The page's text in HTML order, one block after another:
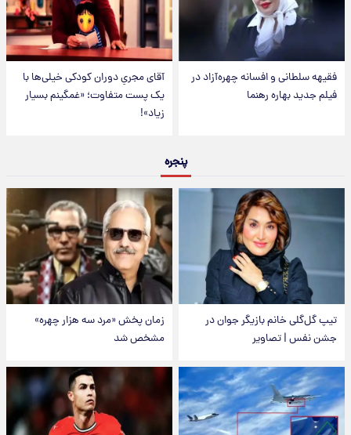
فقیهه سلطانی و افسانه چهره‌آزاد در
فیلم جدید بهاره رهنما
آقای مجریِ دوران کودکی خیلی‌ها با
یک پست متفاوت؛ «غمگینم بسیار
زیاد»!
پنجره
تیپ گل‌گلی خانم بازیگر جوان در
جشن نفس | تصاویر
زمان پخش «مرد سه هزار چهره»
مشخص شد